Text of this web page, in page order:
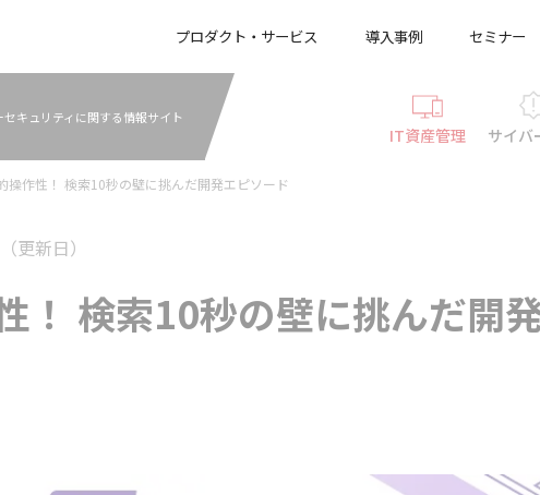
プロダクト・サービス 導入事例 セミナー
セキュリティに関する情報サイト
IT資産管理 サイバ
操作性！ 検索10秒の壁に挑んだ開発エピソード
（更新日）
！ 検索10秒の壁に挑んだ開